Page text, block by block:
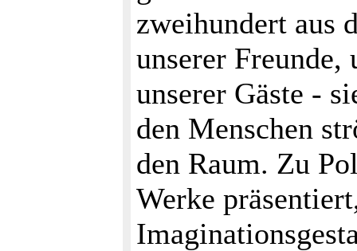
zweihundert aus
unserer Freunde,
unserer Gäste -
den Menschen
den Raum. Zu
Werke